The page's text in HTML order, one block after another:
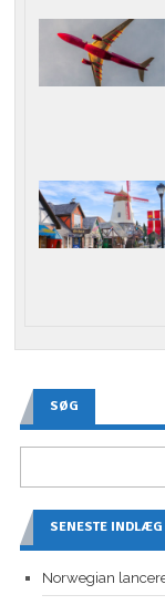
SØG
SENESTE INDLÆG
Norwegian